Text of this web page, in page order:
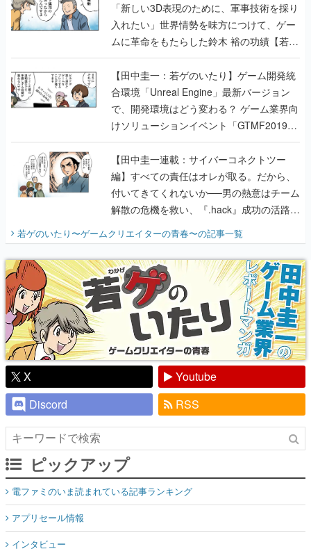
「新しい3D表現のために、軍事技術を採り
入れたい」世界情勢を味方につけて、ゲー
ムに革命をもたらした鈴木 裕の功績【若ゲ
のいたり】
【田中圭一：若ゲのいたり】ゲーム開発統
合環境「Unreal Engine」最新バージョン
で、開発環境はどう変わる？ ゲーム業界向
けソリューションイベント「GTMF2019」
に行って、より理解を深めよう【PR】
【田中圭一連載：サイバーコネクトツー
編】すべての責任はオレが取る。だから、
付いてきてくれないか──男の熱意はチーム
解散の危機を救い、『.hack』成功の活路を
開く。業界の快男児・松山 洋に流れる血は
『少年ジャンプ』色だった【若ゲのいた
り】
若ゲのいたり〜ゲームクリエイターの青春〜の記事一覧
X
Youtube
Discord
RSS
ピックアップ
電ファミのいま読まれている記事ランキング
アプリセール情報
インタビュー